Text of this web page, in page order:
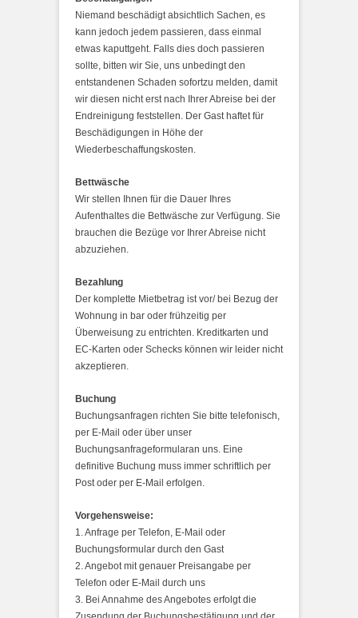
Niemand beschädigt absichtlich Sachen, es
kann jedoch jedem passieren, dass einmal
etwas kaputtgeht. Falls dies doch passieren
sollte, bitten wir Sie, uns unbedingt den
entstandenen Schaden sofortzu melden, damit
wir diesen nicht erst nach Ihrer Abreise bei der
Endreinigung feststellen. Der Gast haftet für
Beschädigungen in Höhe der
Wiederbeschaffungskosten.
Bettwäsche
Wir stellen Ihnen für die Dauer Ihres
Aufenthaltes die Bettwäsche zur Verfügung. Sie
brauchen die Bezüge vor Ihrer Abreise nicht
abzuziehen.
Bezahlung
Der komplette Mietbetrag ist vor/ bei Bezug der
Wohnung in bar oder frühzeitig per
Überweisung zu entrichten. Kreditkarten und
EC-Karten oder Schecks können wir leider nicht
akzeptieren.
Buchung
Buchungsanfragen richten Sie bitte telefonisch,
per E-Mail oder über unser
Buchungsanfrageformularan uns. Eine
definitive Buchung muss immer schriftlich per
Post oder per E-Mail erfolgen.
Vorgehensweise:
1. Anfrage per Telefon, E-Mail oder
Buchungsformular durch den Gast
2. Angebot mit genauer Preisangabe per
Telefon oder E-Mail durch uns
3. Bei Annahme des Angebotes erfolgt die